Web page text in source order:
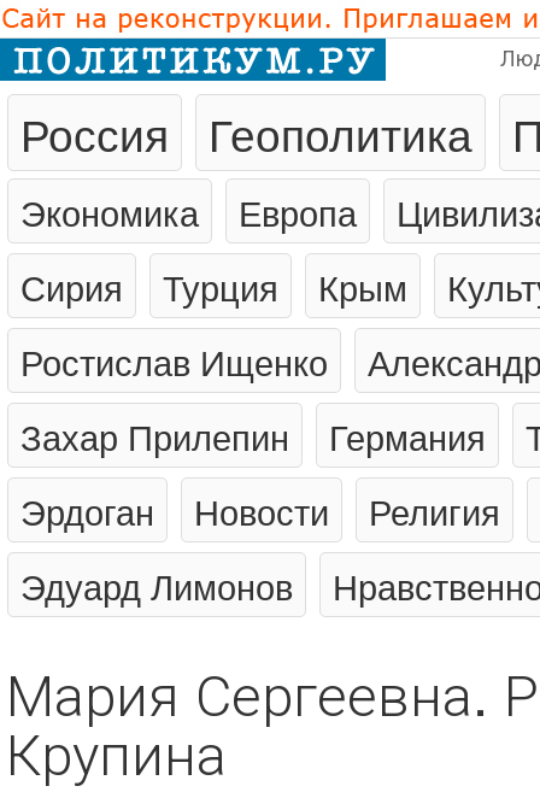
Россия Геополитика
Экономика Европа
Сирия
Турция Крым
Ростислав Ищенко
Захар Прилепин
Германия
Эрдоган
Новости
Религия
Эдуард Лимонов
Мария Сергеевна.
Крупина